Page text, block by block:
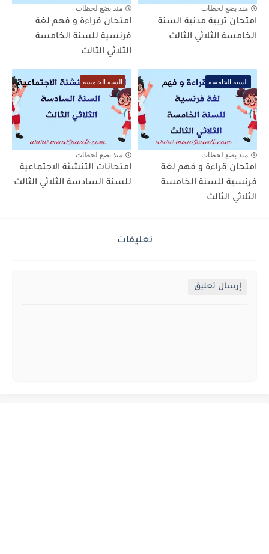
منذ بضع لحظات
امتحان تربية مدنية السنة
الخامسة الثلاثي الثالث
منذ بضع لحظات
امتحان قراءة و فهم لغة
فرنسية للسنة الخامسة
الثلاثي الثالث
السنة الخامسة
منذ بضع لحظات
امتحان قراءة و فهم لغة
فرنسية للسنة الخامسة
الثلاثي الثالث
السنة الخامسة
منذ بضع لحظات
امتحانات التنشئة الاجتماعية
للسنة السادسة الثلاثي الثالث
تعليقات
إرسال تعليق